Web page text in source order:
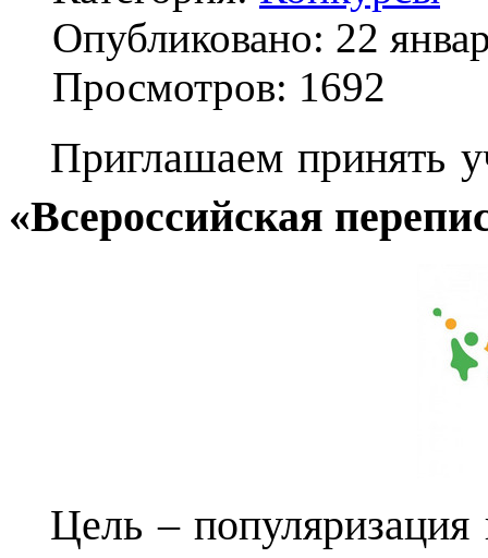
Опубликовано: 22
Просмотров: 1692
Приглашаем принять
«Всероссийская
Цель –